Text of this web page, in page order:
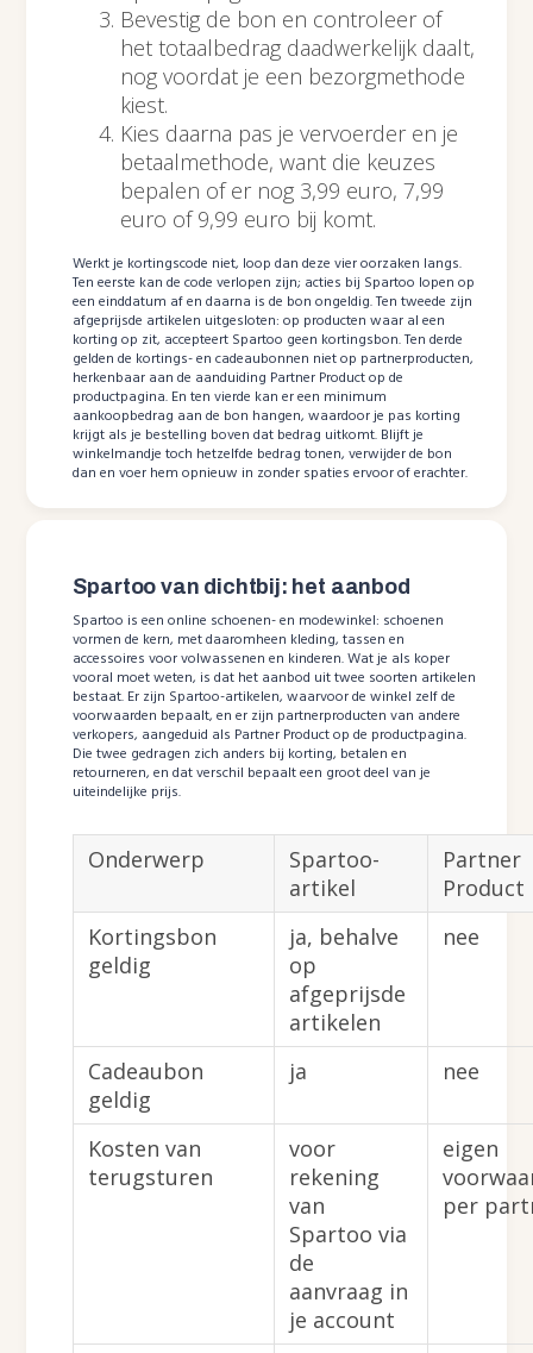
Bevestig de bon en controleer of
het totaalbedrag daadwerkelijk daalt,
nog voordat je een bezorgmethode
kiest.
Kies daarna pas je vervoerder en je
betaalmethode, want die keuzes
bepalen of er nog 3,99 euro, 7,99
euro of 9,99 euro bij komt.
Werkt je kortingscode niet, loop dan deze vier oorzaken langs.
Ten eerste kan de code verlopen zijn; acties bij Spartoo lopen op
een einddatum af en daarna is de bon ongeldig. Ten tweede zijn
afgeprijsde artikelen uitgesloten: op producten waar al een
korting op zit, accepteert Spartoo geen kortingsbon. Ten derde
gelden de kortings- en cadeaubonnen niet op partnerproducten,
herkenbaar aan de aanduiding Partner Product op de
productpagina. En ten vierde kan er een minimum
aankoopbedrag aan de bon hangen, waardoor je pas korting
krijgt als je bestelling boven dat bedrag uitkomt. Blijft je
winkelmandje toch hetzelfde bedrag tonen, verwijder de bon
dan en voer hem opnieuw in zonder spaties ervoor of erachter.
Spartoo van dichtbij: het aanbod
Spartoo is een online schoenen- en modewinkel: schoenen
vormen de kern, met daaromheen kleding, tassen en
accessoires voor volwassenen en kinderen. Wat je als koper
vooral moet weten, is dat het aanbod uit twee soorten artikelen
bestaat. Er zijn Spartoo-artikelen, waarvoor de winkel zelf de
voorwaarden bepaalt, en er zijn partnerproducten van andere
verkopers, aangeduid als Partner Product op de productpagina.
Die twee gedragen zich anders bij korting, betalen en
retourneren, en dat verschil bepaalt een groot deel van je
uiteindelijke prijs.
Onderwerp
Spartoo-
artikel
Partner
Product
Kortingsbon
geldig
ja, behalve
op
afgeprijsde
artikelen
nee
Cadeaubon
geldig
ja nee
Kosten van
terugsturen
voor
rekening
van
Spartoo via
de
aanvraag in
je account
eigen
per